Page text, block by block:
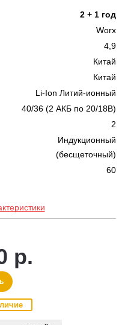
2 + 1 год
Worx
4,9
Китай
Китай
Li-Ion Литий-ионный
40/36 (2 АКБ по 20/18В)
2
Индукционный
(бесщеточный)
60
р.